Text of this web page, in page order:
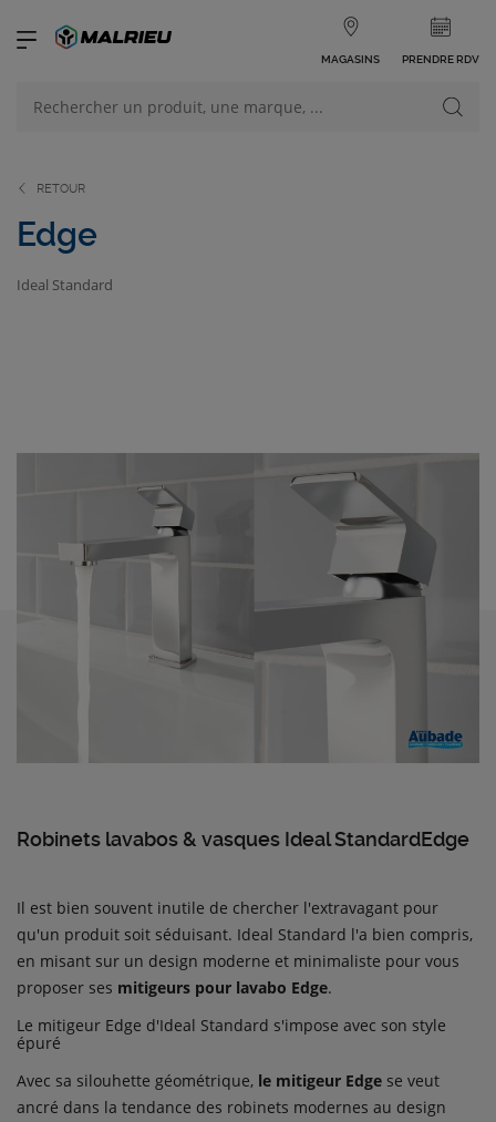
MAGASINS PRENDRE RDV
NOS PRODUITS
RETOUR
Edge
Ideal Standard
Robinets lavabos & vasques Ideal StandardEdge
Il est bien souvent inutile de chercher l'extravagant pour
qu'un produit soit séduisant. Ideal Standard l'a bien compris,
en misant sur un design moderne et minimaliste pour vous
proposer ses mitigeurs pour lavabo Edge.
Le mitigeur Edge d'Ideal Standard s'impose avec son style
épuré
Avec sa silouhette géométrique, le mitigeur Edge se veut
ancré dans la tendance des robinets modernes au design